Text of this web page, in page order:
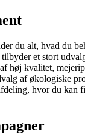
du alt, hvad du
et stort
høj kvalitet,
af økologiske
hvor du kan